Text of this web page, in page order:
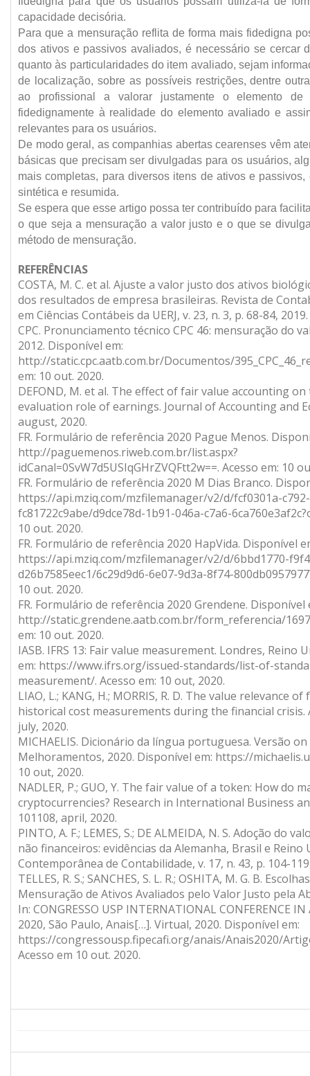
capacidade decisória.
Para que a mensuração reflita de forma mais fidedigna
dos ativos e passivos avaliados, é necessário se cercar
quanto às particularidades do item avaliado, sejam
de localização, sobre as possíveis restrições, dentre
ao profissional a valorar justamente o elemento
fidedignamente à realidade do elemento avaliado e
relevantes para os usuários.
De modo geral, as companhias abertas cearenses vêm
básicas que precisam ser divulgadas para os usuários,
mais completas, para diversos itens de ativos e
sintética e resumida.
Se espera que esse artigo possa ter contribuído para
o que seja a mensuração a valor justo e o que se
método de mensuração.
REFERÊNCIAS
COSTA, M. C. et al. Ajuste a valor justo dos ativos
dos resultados de empresa brasileiras. Revista de
em Ciências Contábeis da UERJ, v. 23, n. 3, p. 68-84, 2019.
CPC. Pronunciamento técnico CPC 46: mensuração do
2012. Disponível em:
http://static.cpc.aatb.com.br/Documentos/
em: 10 out. 2020.
DEFOND, M. et al. The effect of fair value accounting
evaluation role of earnings. Journal of Accounting and
august, 2020.
FR. Formulário de referência 2020 Pague Menos.
http://paguemenos.riweb.com.br/list.aspx?
idCanal=0SvW7d5USIqGHrZVQFtt2w==. Acesso em: 10
FR. Formulário de referência 2020 M Dias Branco.
https://api.mziq.com/mzfilemanager/v2/d/fcf0301a-
fc81722c9abe/d9dce78d-1b91-046a-c7a6-
10 out. 2020.
FR. Formulário de referência 2020 HapVida. Disponível
https://api.mziq.com/mzfilemanager/v2/d/6bbd1770-
d26b7585eec1/6c29d9d6-6e07-9d3a-8f74-
10 out. 2020.
FR. Formulário de referência 2020 Grendene. Disponível
http://static.grendene.aatb.com.br/form_referencia/
em: 10 out. 2020.
IASB. IFRS 13: Fair value measurement. Londres, Reino
em: https://www.ifrs.org/issued-standards/list-of-
measurement/. Acesso em: 10 out, 2020.
LIAO, L.; KANG, H.; MORRIS, R. D. The value relevance
historical cost measurements during the financial crisis.
july, 2020.
MICHAELIS. Dicionário da língua portuguesa. Versão on
Melhoramentos, 2020. Disponível em: https://
10 out, 2020.
NADLER, P.; GUO, Y. The fair value of a token: How do
cryptocurrencies? Research in International Business
101108, april, 2020.
PINTO, A. F.; LEMES, S.; DE ALMEIDA, N. S. Adoção do
não financeiros: evidências da Alemanha, Brasil e Reino
Contemporânea de Contabilidade, v. 17, n. 43, p. 104-
TELLES, R. S.; SANCHES, S. L. R.; OSHITA, M. G. B.
Mensuração de Ativos Avaliados pelo Valor Justo pela
In: CONGRESSO USP INTERNATIONAL CONFERENCE
2020, São Paulo, Anais[…]. Virtual, 2020. Disponível em:
https://congressousp.fipecafi.org/anais/Anais2020/
Acesso em 10 out. 2020.